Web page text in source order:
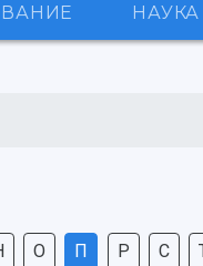
НАУКА
О П Р С